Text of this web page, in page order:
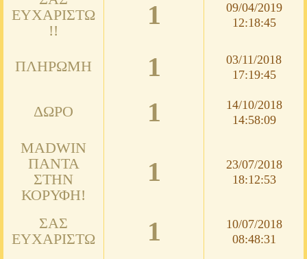
ΕΥΧΑΡΙΣΤΏ
!!
1
09/04/2019
12:18:45
ΠΛΗΡΩΜΉ 1
03/11/2018
17:19:45
ΔΏΡΟ 1
14/10/2018
14:58:09
MADWIN
ΠΆΝΤΑ
ΣΤΗΝ
ΚΟΡΥΦΉ!
1
23/07/2018
18:12:53
ΣΑΣ
ΕΥΧΑΡΙΣΤΏ
1
10/07/2018
08:48:31